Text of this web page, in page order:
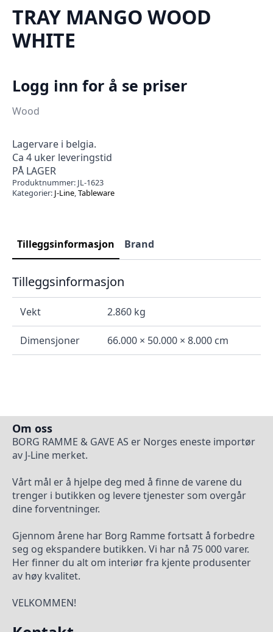
TRAY MANGO WOOD
WHITE
Logg inn for å se priser
Wood
Lagervare i belgia.
Ca 4 uker leveringstid
PÅ LAGER
Produktnummer: JL-1623
Kategorier: J-Line,Tableware
Tilleggsinformasjon Brand
Tilleggsinformasjon
Vekt 2.860 kg
Dimensjoner 66.000 × 50.000 × 8.000 cm
Om oss
BORG RAMME & GAVE AS er Norges eneste importør
av J-Line merket.
Vårt mål er å hjelpe deg med å finne de varene du
trenger i butikken og levere tjenester som overgår
dine forventninger.
Gjennom årene har Borg Ramme fortsatt å forbedre
seg og ekspandere butikken. Vi har nå 75 000 varer.
Her finner du alt om interiør fra kjente produsenter
av høy kvalitet.
VELKOMMEN!